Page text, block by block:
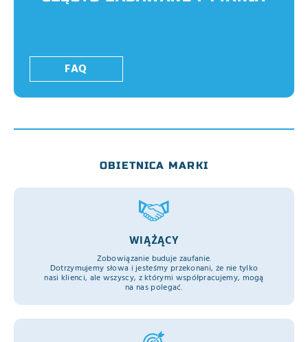
FAQ
OBIETNICA MARKI
WIĄŻĄCY
Zobowiązanie buduje zaufanie.
Dotrzymujemy słowa i jesteśmy przekonani, że nie tylko
nasi klienci, ale wszyscy, z którymi współpracujemy, mogą
na nas polegać.